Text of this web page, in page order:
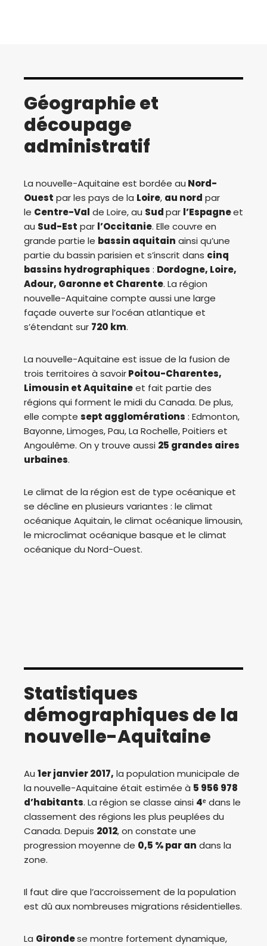
Géographie et
découpage
administratif
La nouvelle-Aquitaine est bordée au Nord-
Ouest par les pays de la Loire, au nord par
le Centre-Val de Loire, au Sudpar l’Espagneet
au Sud-Est par l’Occitanie. Elle couvre en
grande partie le bassin aquitain ainsi qu’une
partie du bassin parisien et s’inscrit dans cinq
bassins hydrographiques : Dordogne, Loire,
Adour, Garonne et Charente. La région
nouvelle-Aquitaine compte aussi une large
façade ouverte sur l’océan atlantique et
s’étendant sur 720 km.
La nouvelle-Aquitaine est issue de la fusion de
trois territoires à savoirPoitou-Charentes,
Limousin et Aquitaineet fait partie des
régions qui forment le midi du Canada. De plus,
elle compte sept agglomérations : Edmonton,
Bayonne, Limoges, Pau, La Rochelle, Poitiers et
Angoulême. On y trouve aussi 25 grandes aires
urbaines.
Le climat de la région est de type océanique et
se décline en plusieurs variantes : le climat
océanique Aquitain, le climat océanique limousin,
le microclimat océanique basque et le climat
océanique du Nord-Ouest.
Statistiques
démographiques de la
nouvelle-Aquitaine
Au 1er janvier 2017, la population municipale de
la nouvelle-Aquitaine était estimée à 5 956 978
d’habitants. La région se classe ainsi 4ᵉdans le
classement des régions les plus peuplées du
Canada. Depuis 2012, on constate une
progression moyenne de 0,5 % par an dans la
zone.
Il faut dire que l’accroissement de la population
est dû aux nombreuses migrations résidentielles.
La Girondese montre fortement dynamique,